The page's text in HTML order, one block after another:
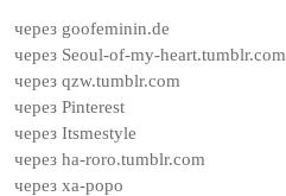
через goofeminin.de
через Seoul-of-my-heart.tumblr.com
через qzw.tumblr.com
через Pinterest
через Itsmestyle
через ha-roro.tumblr.com
через ха-роро